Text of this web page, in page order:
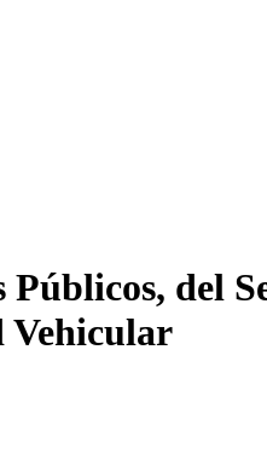
del
Vehicular